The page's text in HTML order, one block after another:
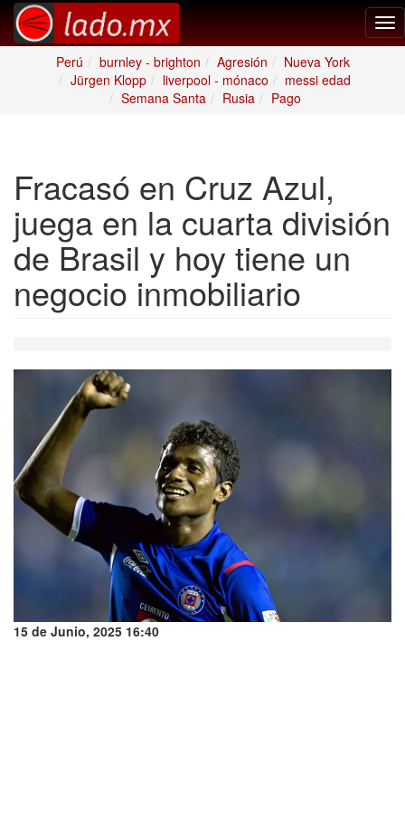
Perú
burnley - brighton Agresión
Nueva York
Jürgen Klopp
liverpool - mónaco
messi edad
Semana Santa
Rusia Pago
Fracasó en Cruz Azul,
juega en la cuarta división
de Brasil y hoy tiene un
negocio inmobiliario
15 de Junio, 2025 16:40